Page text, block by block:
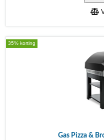
35% korting
Gas Pizza &